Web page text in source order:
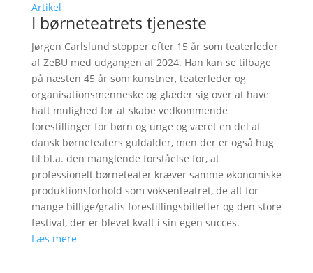
Artikel
I børneteatrets tjeneste
Jørgen Carlslund stopper efter 15 år som teaterleder
af ZeBU med udgangen af 2024. Han kan se tilbage
på næsten 45 år som kunstner, teaterleder og
organisationsmenneske og glæder sig over at have
haft mulighed for at skabe vedkommende
forestillinger for børn og unge og været en del af
dansk børneteaters guldalder, men der er også hug
til bl.a. den manglende forståelse for, at
professionelt børneteater kræver samme økonomiske
produktionsforhold som voksenteatret, de alt for
mange billige/gratis forestillingsbilletter og den store
festival, der er blevet kvalt i sin egen succes.
Læs mere